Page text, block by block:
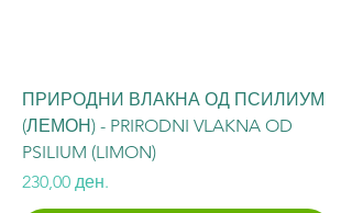
ПРИРОДНИ ВЛАКНА ОД ПСИЛИУМ
(ЛЕМОН) - PRIRODNI VLAKNA OD
PSILIUM (LIMON)
Price
230,00 ден.